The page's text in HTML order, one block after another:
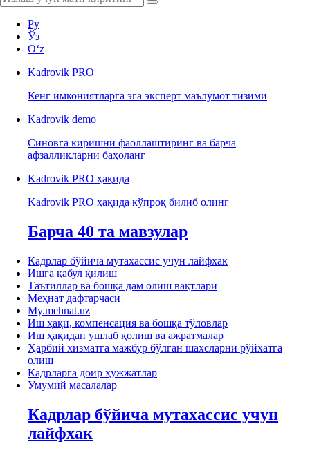
Ру
Ўз
Oʻz
Kadrovik PRO
Кенг имкониятларга эга эксперт маълумот тизими
Kadrovik demo
Синовга киришни фаоллаштиринг ва барча
афзалликларни баҳоланг
Kadrovik PRO ҳақида
Kadrovik PRO ҳақида кўпроқ билиб олинг
Барча 40 та мавзулар
Кадрлар бўйича мутахассис учун лайфхак
Ишга қабул қилиш
Таътиллар ва бошқа дам олиш вақтлари
Меҳнат дафтарчаси
My.mehnat.uz
Иш ҳақи, компенсация ва бошқа тўловлар
Иш ҳақидан ушлаб қолиш ва ажратмалар
Ҳарбий хизматга мажбур бўлган шахсларни рўйхатга
олиш
Кадрларга доир ҳужжатлар
Умумий масалалар
Кадрлар бўйича мутахассис учун
лайфхак